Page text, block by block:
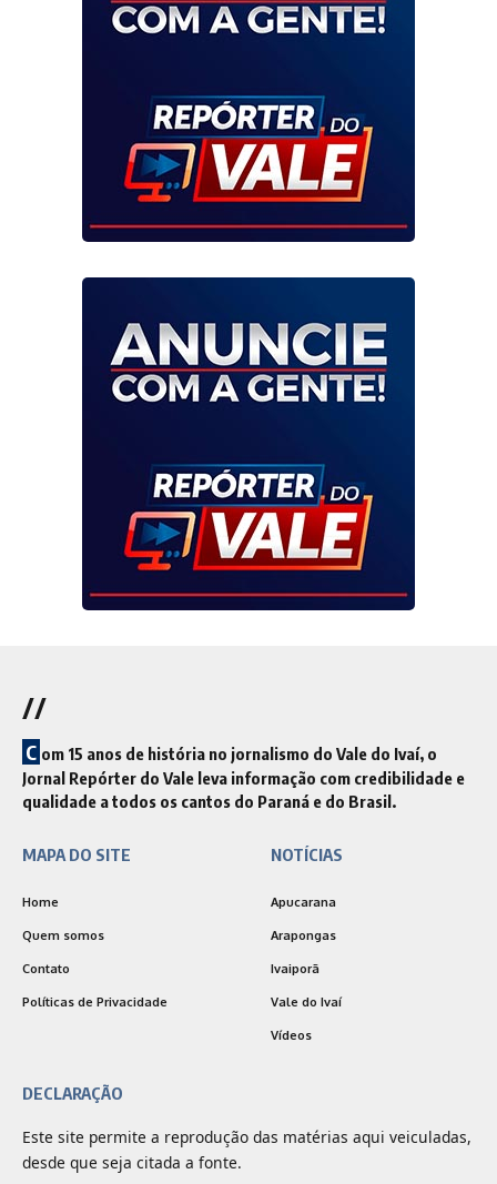
//
C om 15 anos de história no jornalismo do Vale do Ivaí, o
Jornal Repórter do Vale leva informação com credibilidade e
qualidade a todos os cantos do Paraná e do Brasil.
MAPA DO SITE
Home
Quem somos
Contato
Políticas de Privacidade
NOTÍCIAS
Apucarana
Arapongas
Ivaiporã
Vale do Ivaí
Vídeos
DECLARAÇÃO
Este site permite a reprodução das matérias aqui veiculadas,
desde que seja citada a fonte.